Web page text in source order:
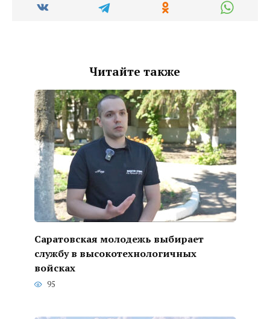
Читайте также
Саратовская молодежь выбирает
службу в высокотехнологичных
войсках
95